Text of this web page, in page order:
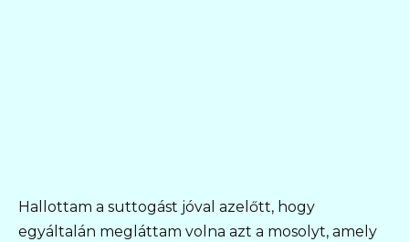
Hallottam a suttogást jóval azelőtt, hogy
egyáltalán megláttam volna azt a mosolyt, amely